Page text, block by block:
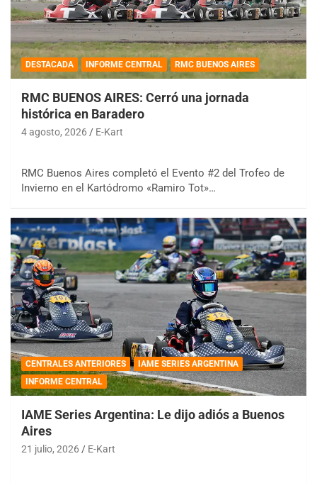
DESTACADA INFORME CENTRAL RMC BUENOS AIRES
RMC BUENOS AIRES: Cerró una jornada
histórica en Baradero
4 agosto, 2026 E-Kart
RMC Buenos Aires completó el Evento #2 del Trofeo de
Invierno en el Kartódromo «Ramiro Tot»…
CENTRALES ANTERIORES
IAME SERIES ARGENTINA
INFORME CENTRAL
IAME Series Argentina: Le dijo adiós a Buenos
Aires
21 julio, 2026 E-Kart